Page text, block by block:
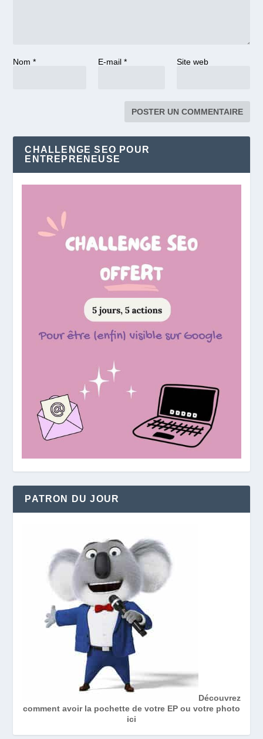
Nom* E-mail * Site web
CHALLENGE SEO POUR
ENTREPRENEUSE
PATRON DU JOUR
Découvrez
comment avoir la pochette de votre EP ou votre photo
ici